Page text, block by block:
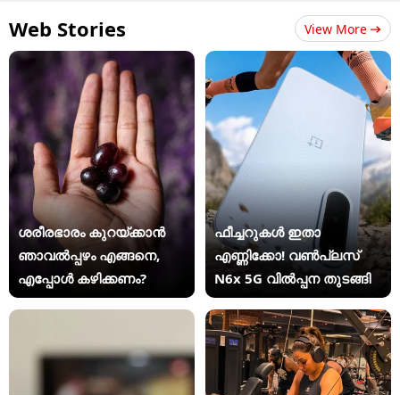
Web Stories View More
ശരീരഭാരം കുറയ്ക്കാൻ
ഞാവൽപ്പഴം എങ്ങനെ,
എപ്പോൾ കഴിക്കണം?
ഫീച്ചറുകൾ ഇതാ
എണ്ണിക്കോ! വൺപ്ലസ്
N6x 5G വിൽപ്പന തുടങ്ങി